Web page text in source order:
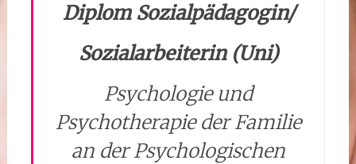
Diplom Sozialpädagogin/
Sozialarbeiterin (Uni)
Psychologie und
Psychotherapie der Familie
an der Psychologischen